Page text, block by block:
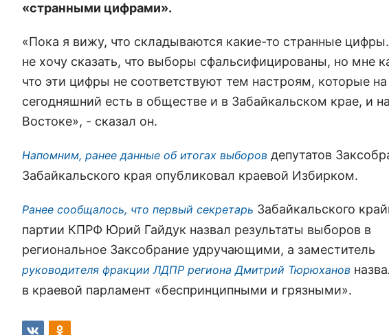
«странными цифрами».
«Пока я вижу, что складываются какие-то странные
не хочу сказать, что выборы сфальсифицированы, но мне
что эти цифры не соответствуют тем настроям, которые на
сегодняшний есть в обществе и в Забайкальском крае, и
Востоке», - сказал он.
Напомним, ранее данные об итогах выборов депутатов
Забайкальского края опубликовал краевой Избирком.
Ранее сообщалось, что первый секретарь Забайкальского
партии КПРФ Юрий Гайдук назвал результаты выборов в
региональное Заксобрание удручающими, а заместитель
руководителя фракции ЛДПР региона Дмитрий Тюрюханов
в краевой парламент «беспринципными и грязными».